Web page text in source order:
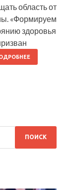
область от
«Формируем
здоровья